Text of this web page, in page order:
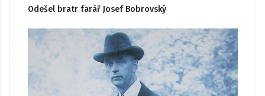
Odešel bratr farář Josef Bobrovský